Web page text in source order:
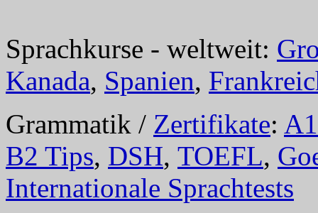
Sprachkurse - weltweit:
Kanada, Spanien,
Grammatik / Zertifikate: A1
B2 Tips, DSH, TOEFL,
Internationale Sprachtests